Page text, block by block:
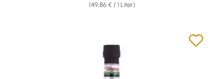
(49,86 € / 1 Liter)